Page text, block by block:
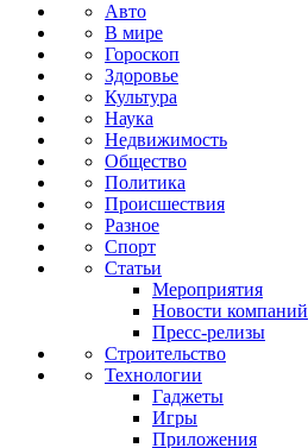
Авто
В мире
Гороскоп
Здоровье
Культура
Наука
Недвижимость
Общество
Политика
Происшествия
Разное
Спорт
Статьи
Мероприятия
Новости компаний
Пресс-релизы
Строительство
Технологии
Гаджеты
Игры
Приложения